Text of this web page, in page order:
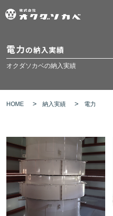
電力の納入実績
オクダソカベの納入実績
HOME 納入実績 電力